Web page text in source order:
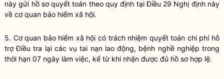
này gửi hồ sơ quyết toán theo quy định tạiĐiều 29 Nghị định này
về cơ quan bảo hiểm xã hội.
5. Cơ quan bảo hiểm xã hội có trách nhiệm quyết toán chi phí hỗ
trợ Điều tra lại các vụ tai nạn lao động, bệnh nghề nghiệp trong
thời hạn 07 ngày làm việc, kể từ khi nhận được đủ hồ sơ hợp lệ.